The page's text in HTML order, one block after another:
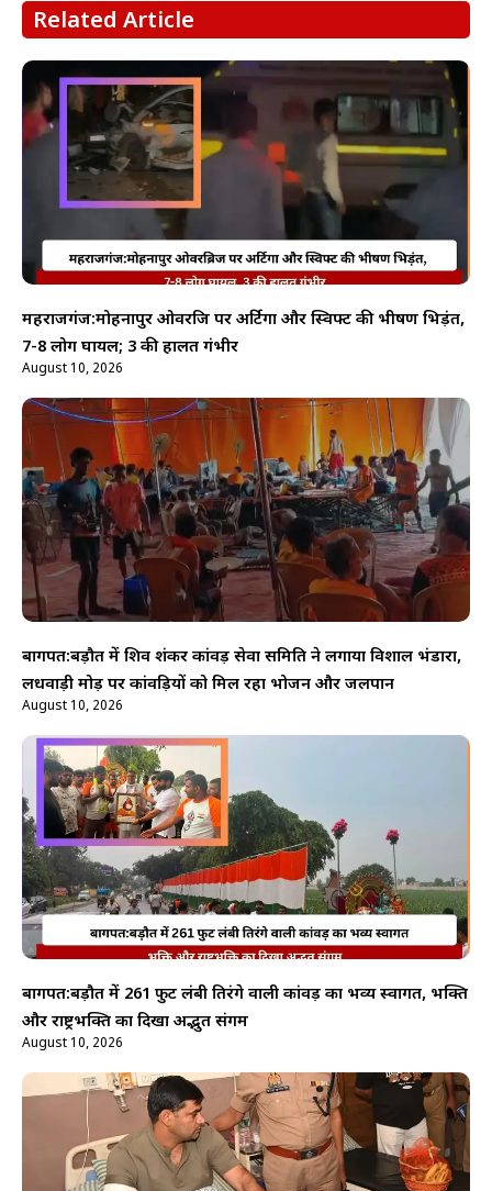
Related Article
महराजगंज:मोहनापुर ओवरब्रिज पर अर्टिगा और स्विफ्ट की भीषण भिड़ंत,
7-8 लोग घायल; 3 की हालत गंभीर
August 10, 2026
बागपत:बड़ौत में शिव शंकर कांवड़ सेवा समिति ने लगाया विशाल भंडारा,
लधवाड़ी मोड़ पर कांवड़ियों को मिल रहा भोजन और जलपान
August 10, 2026
बागपत:बड़ौत में 261 फुट लंबी तिरंगे वाली कांवड़ का भव्य स्वागत, भक्ति
और राष्ट्रभक्ति का दिखा अद्भुत संगम
August 10, 2026